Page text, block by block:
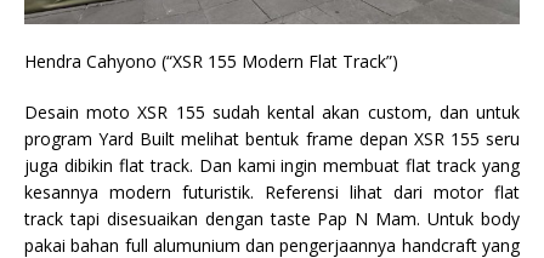
Hendra Cahyono (“XSR 155 Modern Flat Track”)
Desain moto XSR 155 sudah kental akan custom, dan untuk
program Yard Built melihat bentuk frame depan XSR 155 seru
juga dibikin flat track. Dan kami ingin membuat flat track yang
kesannya modern futuristik. Referensi lihat dari motor flat
track tapi disesuaikan dengan taste Pap N Mam. Untuk body
pakai bahan full alumunium dan pengerjaannya handcraft yang